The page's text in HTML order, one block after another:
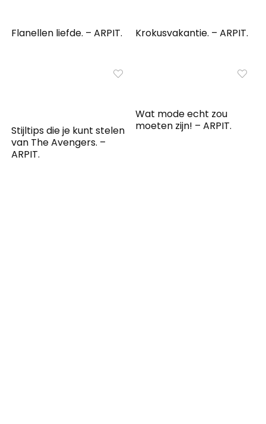
Flanellen liefde. – ARPIT. Krokusvakantie. – ARPIT.
Stijltips die je kunt stelen
van The Avengers. –
ARPIT.
Wat mode echt zou
moeten zijn! – ARPIT.